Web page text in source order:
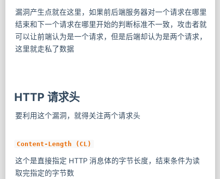
漏洞产生点就在这里，如果前后端服务器对一个请求在哪里
结束和下一个请求在哪里开始的判断标准不一致，攻击者就
可以让前端认为是一个请求，但是后端却认为是两个请求，
这里就走私了数据
HTTP 请求头
要利用这个漏洞，就得关注两个请求头
Content-Length (CL)
这个是直接指定 HTTP 消息体的字节长度，结束条件为读
取完指定的字节数